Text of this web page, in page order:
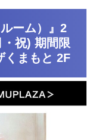
ーム）』2
祝) 期間限
くまもと 2F